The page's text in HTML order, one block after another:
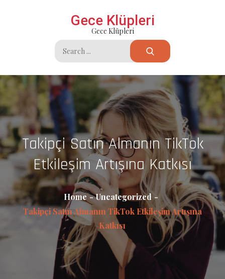
Gece Klüpleri
Gece Klüpleri
Search
for:
Takipçi Satın Almanın TikTok
Etkileşim Artışına Katkısı
Home
Uncategorized
Takipçi Satın Almanın TikTok Etkileşim Artışına
Katkısı